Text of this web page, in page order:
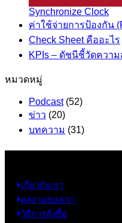
Synchronize Clock
ค่าใช้จ่ายการป้องกัน
Check Sheet คืออะไร
KPIs – ดัชนีชี้วัดความ
หมวดหมู่
Podcast(52)
ข่าว (20)
บทความ (31)
เกี่ยวกับเรา
ผลงานของเรา
วิธีการสั่งซื้อ